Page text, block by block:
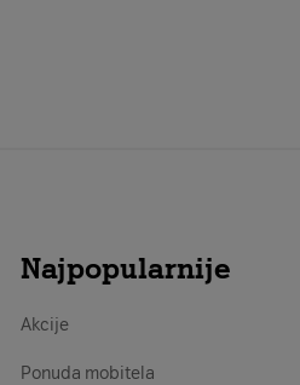
Najpopularnije
Akcije
Ponuda mobitela